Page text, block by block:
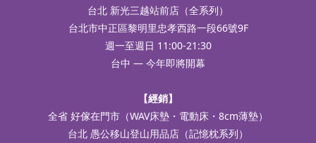
台北 新光三越站前店（全系列）
台北市中正區黎明里忠孝西路一段66號9F
週一至週日 11:00-21:30
台中 — 今年即將開幕
【經銷】
全省 好傢在門市（WAV床墊・電動床・8cm薄墊）
台北 愚公移山登山用品店（記憶枕系列）